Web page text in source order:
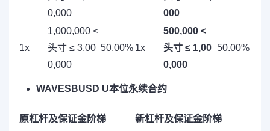
0,000
000
1x
1,000,000 <
头寸 ≤ 3,00
0,000
50.00% 1x
500,000 <
头寸 ≤ 1,00
0,000
50.00%
WAVESBUSD U本位永续合约
原杠杆及保证金阶梯
新杠杆及保证金阶梯